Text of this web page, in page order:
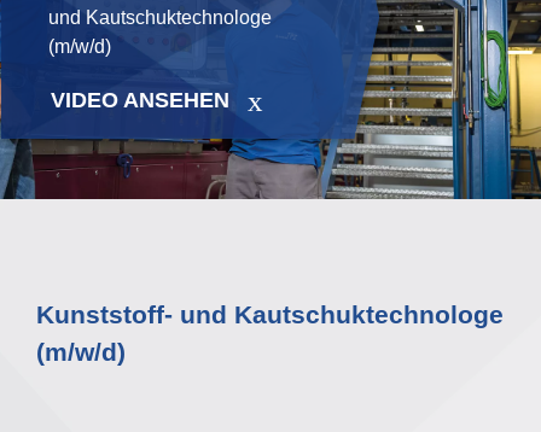
und Kautschuktechnologe
(m/w/d)
VIDEO ANSEHEN
Kunststoff- und Kautschuktechnologe
(m/w/d)